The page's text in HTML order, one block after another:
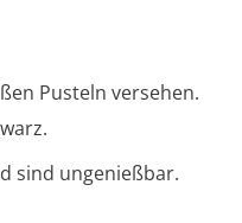
Pusteln versehen.
sind ungenießbar.